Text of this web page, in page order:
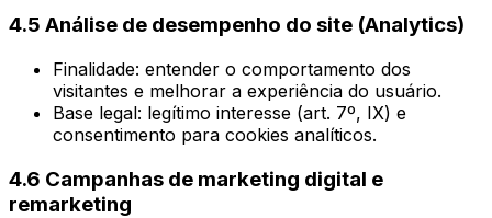
4.5 Análise de desempenho do site (Analytics)
Finalidade: entender o comportamento dos
visitantes e melhorar a experiência do usuário.
Base legal: legítimo interesse (art. 7º, IX) e
consentimento para cookies analíticos.
4.6 Campanhas de marketing digital e
remarketing